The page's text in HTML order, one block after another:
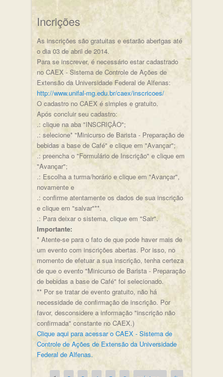
Incrições
As inscrições são gratuitas e estarão abertgas até
o dia 03 de abril de 2014.
Para se inscrever, é necessário estar cadastrado
no CAEX - Sistema de Controle de Ações de
Extensão da Universidade Federal de Alfenas:
http://www.unifal-mg.edu.br/caex/inscricoes/
O cadastro no CAEX é simples e gratuito.
Após concluir seu cadastro:
.: clique na aba "INSCRIÇÃO";
.: selecione* "Minicurso de Barista - Preparação de
bebidas a base de Café" e clique em "Avançar";
.: preencha o "Formulário de Inscrição" e clique em
"Avançar";
.: Escolha a turma/horário e clique em "Avançar",
novamente e
.: confirme atentamente os dados de sua inscrição
e clique em "salvar"**.
.: Para deixar o sistema, clique em "Sair".
Importante:
* Atente-se para o fato de que pode haver mais de
um evento com inscrições abertas. Por isso, no
momento de efetuar a sua inscrição, tenha certeza
de que o evento "Minicurso de Barista - Preparação
de bebidas a base de Café" foi selecionado.
** Por se tratar de evento gratuito, não há
necessidade de confirmação de inscrição. Por
favor, desconsidere a informação "inscrição não
confirmada" constante no CAEX.)
Clique aqui para acessar o CAEX - Sistema de
Controle de Ações de Extensão da Universidade
Federal de Alfenas.